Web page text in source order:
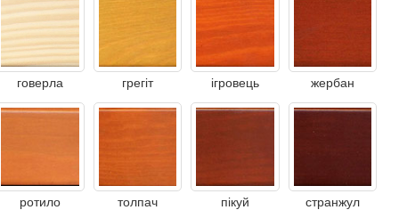
говерла грегіт ігровець жербан
ротило толпач пікуй странжул